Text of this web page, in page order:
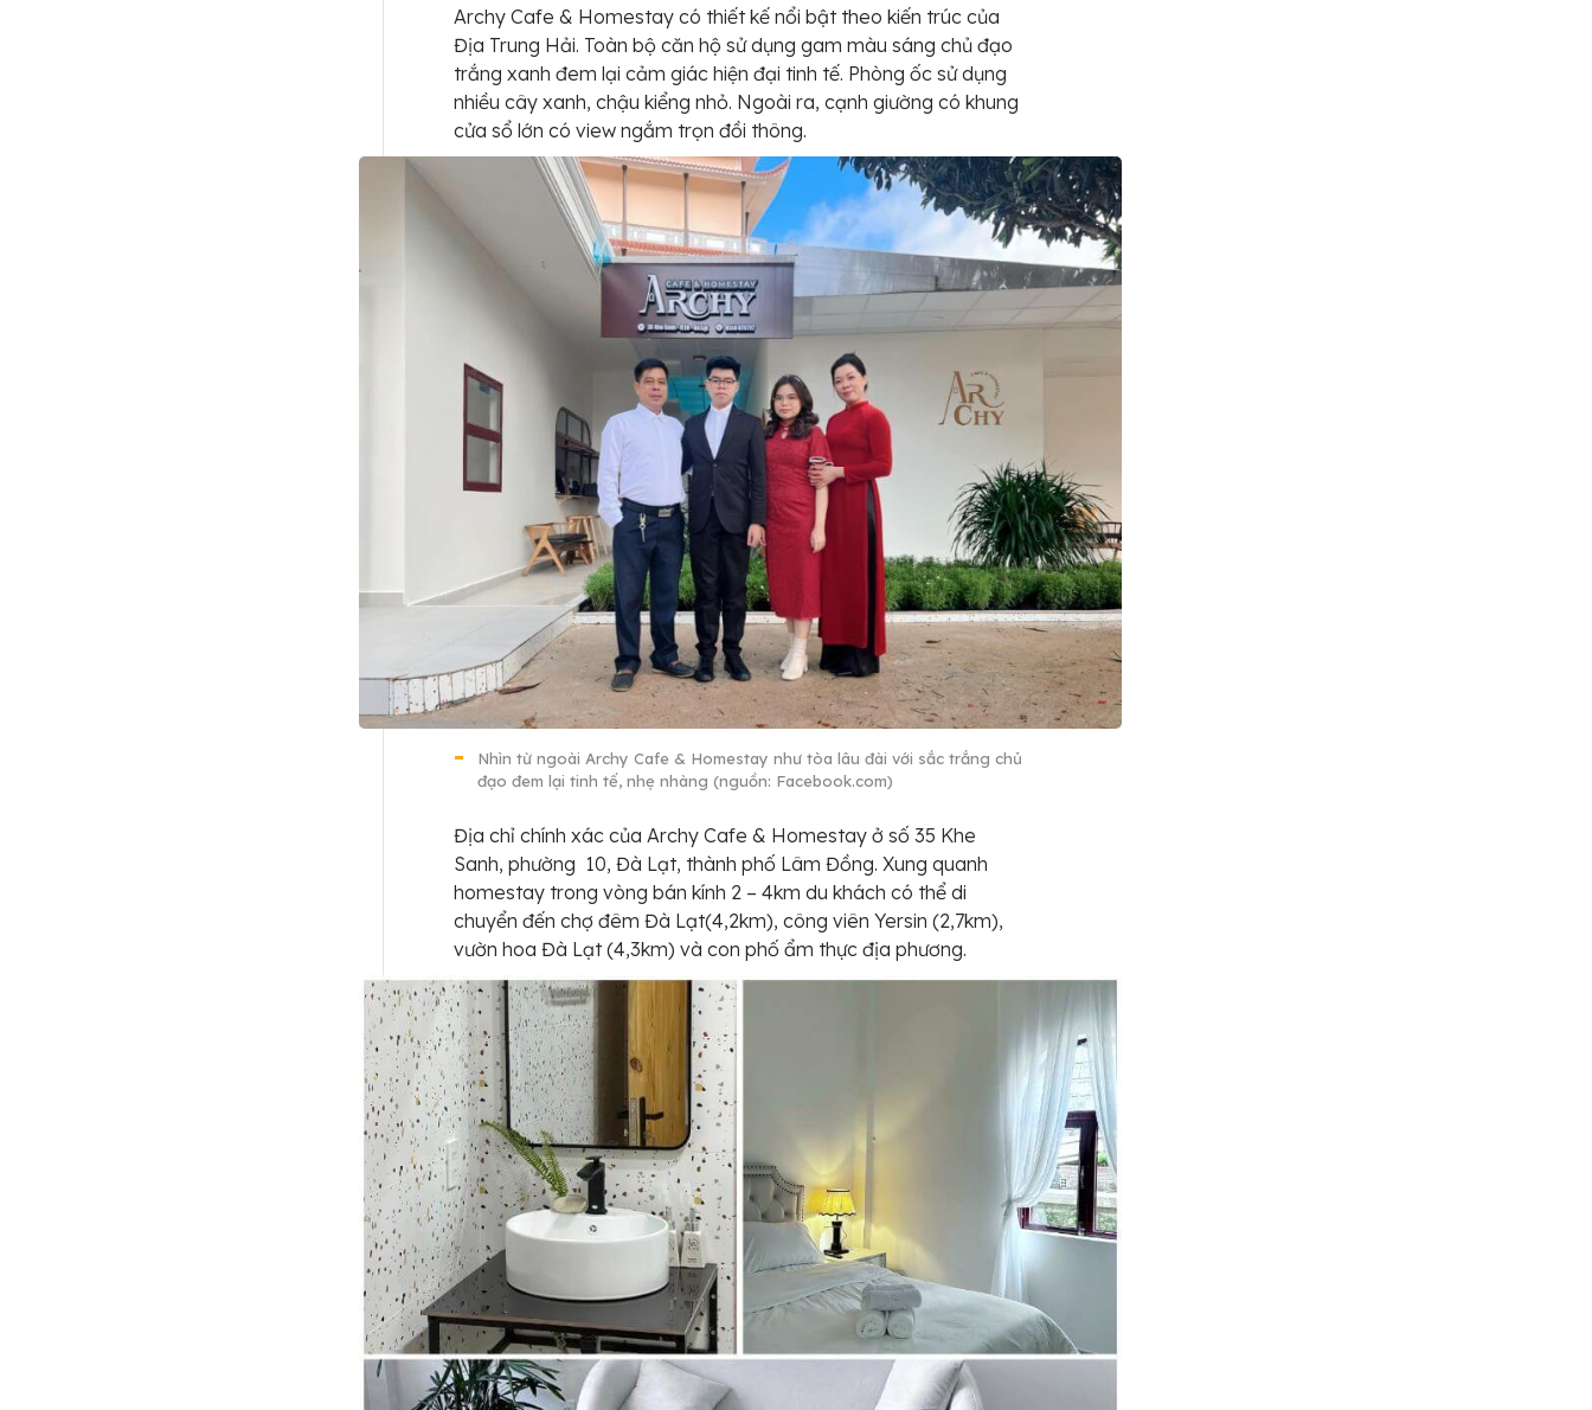
Archy Cafe & Homestay có thiết kế nổi bật theo kiến trúc của
Địa Trung Hải. Toàn bộ căn hộ sử dụng gam màu sáng chủ đạo
trắng xanh đem lại cảm giác hiện đại tinh tế. Phòng ốc sử dụng
nhiều cây xanh, chậu kiểng nhỏ. Ngoài ra, cạnh giường có khung
cửa sổ lớn có view ngắm trọn đồi thông.
Nhìn từ ngoài Archy Cafe & Homestay như tòa lâu đài với sắc trắng chủ
đạo đem lại tinh tế, nhẹ nhàng (nguồn: Facebook.com)
Địa chỉ chính xác của Archy Cafe & Homestay ở số 35 Khe
Sanh, phường 10, Đà Lạt, thành phố Lâm Đồng. Xung quanh
homestay trong vòng bán kính 2 – 4km du khách có thể di
chuyển đến chợ đêm Đà Lạt(4,2km), công viên Yersin (2,7km),
vườn hoa Đà Lạt (4,3km) và con phố ẩm thực địa phương.